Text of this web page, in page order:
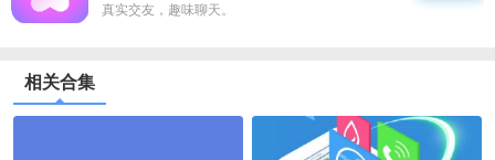
真实交友，趣味聊天。
相关合集